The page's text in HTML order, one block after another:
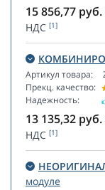
15 856,77 руб.
НДС [1]
Артикул товара:
Прекц. качество:
Надежность:
13 135,32 руб.
НДС [1]
модуле